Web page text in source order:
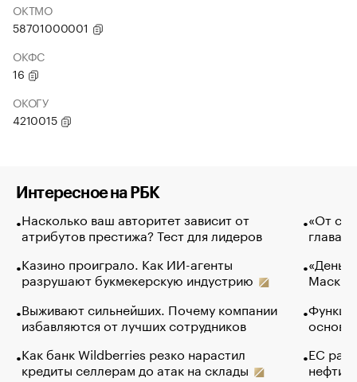
ОКТМО
58701000001
ОКФС
16
ОКОГУ
4210015
Интересное на РБК
Насколько ваш авторитет зависит от
атрибутов престижа? Тест для лидеров
Казино проиграло. Как ИИ-агенты
разрушают букмекерскую индустрию
Выживают сильнейших. Почему компании
избавляются от лучших сотрудников
Как банк Wildberries резко нарастил
кредиты селлерам до атак на склады
«От
глава
Маск в
основ
ЕС
нефти